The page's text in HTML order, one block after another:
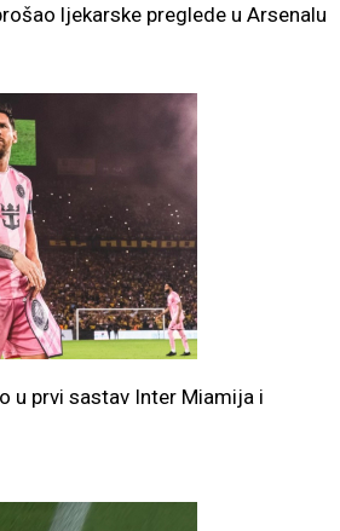
ljekarske preglede u Arsenalu
u prvi sastav Inter Miamija i